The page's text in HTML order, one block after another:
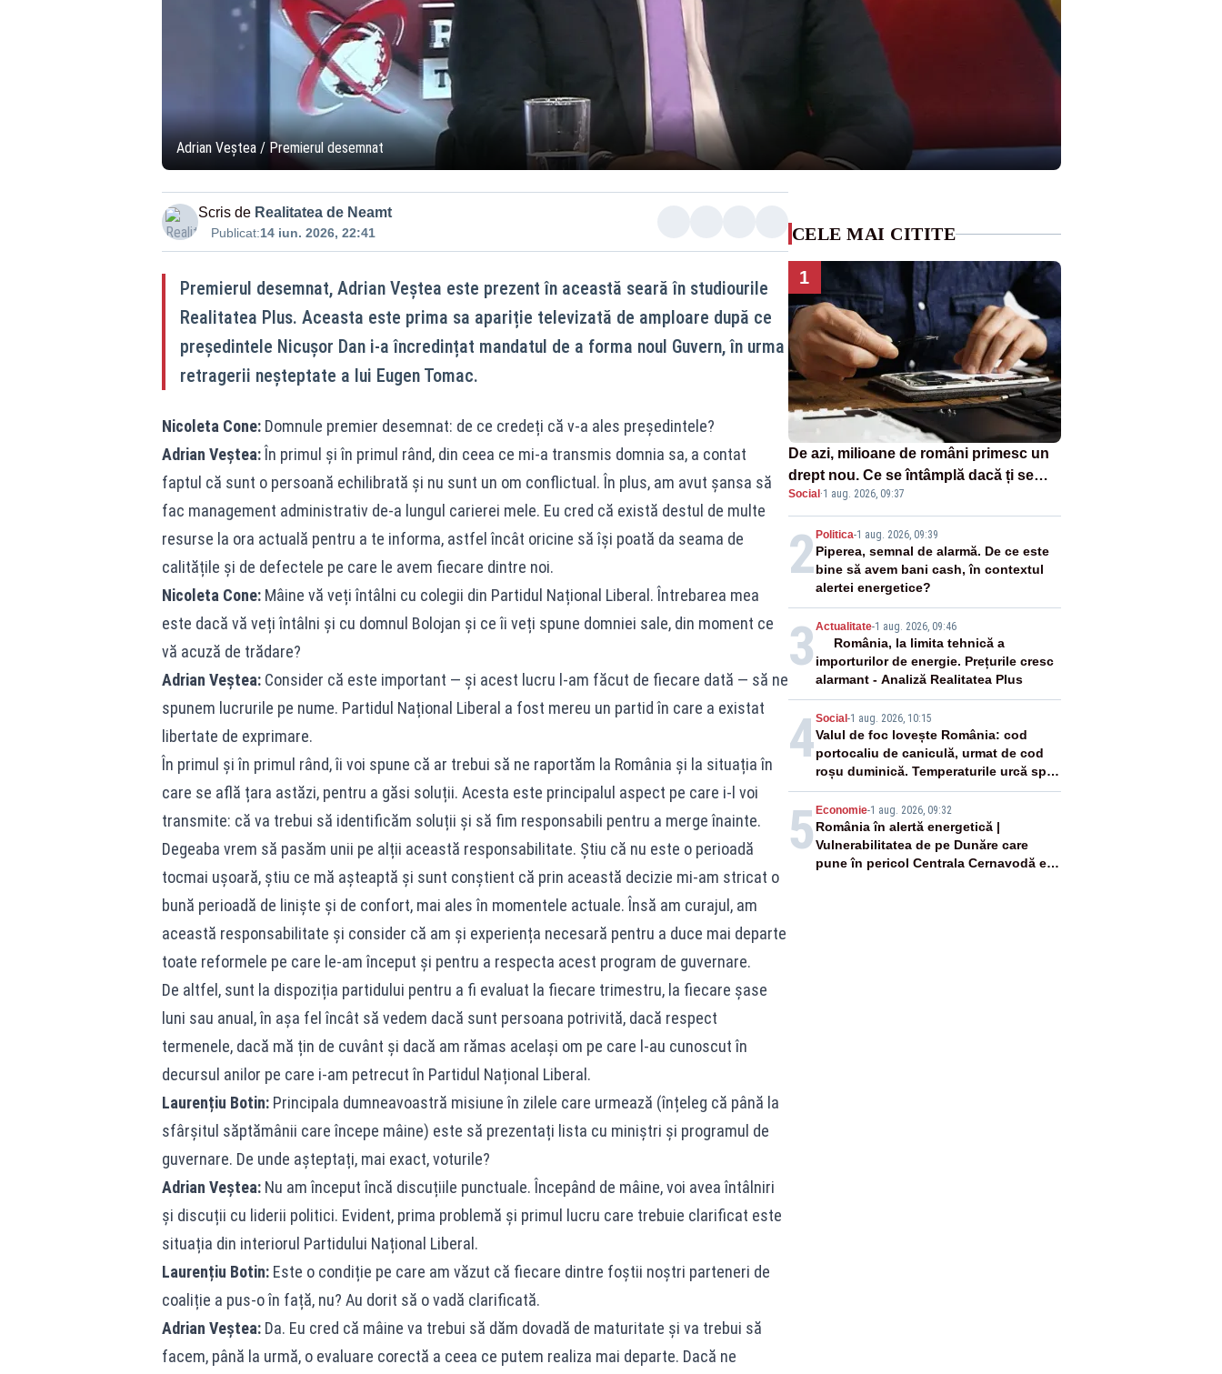
Adrian Veștea / Premierul desemnat
Scris de Realitatea de Neamt
Publicat:14 iun. 2026, 22:41
Premierul desemnat, Adrian Veștea este prezent în această seară în studiourile
Realitatea Plus. Aceasta este prima sa apariție televizată de amploare după ce
președintele Nicușor Dan i-a încredințat mandatul de a forma noul Guvern, în urma
retragerii neșteptate a lui Eugen Tomac.
Nicoleta Cone:Domnule premier desemnat: de ce credeți că v-a ales președintele?
Adrian Veștea:În primul și în primul rând, din ceea ce mi-a transmis domnia sa, a contat
faptul că sunt o persoană echilibrată și nu sunt un om conflictual. În plus, am avut șansa să
fac management administrativ de-a lungul carierei mele. Eu cred că există destul de multe
resurse la ora actuală pentru a te informa, astfel încât oricine să își poată da seama de
calitățile și de defectele pe care le avem fiecare dintre noi.
Nicoleta Cone: Mâine vă veți întâlni cu colegii din Partidul Național Liberal. Întrebarea mea
este dacă vă veți întâlni și cu domnul Bolojan și ce îi veți spune domniei sale, din moment ce
vă acuză de trădare?
Adrian Veștea:Consider că este important — și acest lucru l-am făcut de fiecare dată — să ne
spunem lucrurile pe nume. Partidul Național Liberal a fost mereu un partid în care a existat
libertate de exprimare.
În primul și în primul rând, îi voi spune că ar trebui să ne raportăm la România și la situația în
care se află țara astăzi, pentru a găsi soluții. Acesta este principalul aspect pe care i-l voi
transmite: că va trebui să identificăm soluții și să fim responsabili pentru a merge înainte.
Degeaba vrem să pasăm unii pe alții această responsabilitate. Știu că nu este o perioadă
tocmai ușoară, știu ce mă așteaptă și sunt conștient că prin această decizie mi-am stricat o
bună perioadă de liniște și de confort, mai ales în momentele actuale. Însă am curajul, am
această responsabilitate și consider că am și experiența necesară pentru a duce mai departe
toate reformele pe care le-am început și pentru a respecta acest program de guvernare.
De altfel, sunt la dispoziția partidului pentru a fi evaluat la fiecare trimestru, la fiecare șase
luni sau anual, în așa fel încât să vedem dacă sunt persoana potrivită, dacă respect
termenele, dacă mă țin de cuvânt și dacă am rămas același om pe care l-au cunoscut în
decursul anilor pe care i-am petrecut în Partidul Național Liberal.
Laurențiu Botin:Principala dumneavoastră misiune în zilele care urmează (înțeleg că până la
sfârșitul săptămânii care începe mâine) este să prezentați lista cu miniștri și programul de
guvernare. De unde așteptați, mai exact, voturile?
Adrian Veștea:Nu am început încă discuțiile punctuale. Începând de mâine, voi avea întâlniri
și discuții cu liderii politici. Evident, prima problemă și primul lucru care trebuie clarificat este
situația din interiorul Partidului Național Liberal.
Laurențiu Botin:Este o condiție pe care am văzut că fiecare dintre foștii noștri parteneri de
coaliție a pus-o în față, nu? Au dorit să o vadă clarificată.
Adrian Veștea:Da. Eu cred că mâine va trebui să dăm dovadă de maturitate și va trebui să
facem, până la urmă, o evaluare corectă a ceea ce putem realiza mai departe. Dacă ne
CELE MAI CITITE
1
De azi, milioane de români primesc un
drept nou. Ce se întâmplă dacă ți se
strică un produs
Social ·1 aug. 2026, 09:37
2 Politica-1 aug. 2026, 09:39
Piperea, semnal de alarmă. De ce este
bine să avem bani cash, în contextul
alertei energetice?
3 Actualitate-1 aug. 2026, 09:46
România, la limita tehnică a
importurilor de energie. Prețurile cresc
alarmant - Analiză Realitatea Plus
4Social -1 aug. 2026, 10:15
Valul de foc lovește România: cod
portocaliu de caniculă, urmat de cod
roșu duminică. Temperaturile urcă spre
40°C
5 Economie-1 aug. 2026, 09:32
România în alertă energetică |
Vulnerabilitatea de pe Dunăre care
pune în pericol Centrala Cernavodă era